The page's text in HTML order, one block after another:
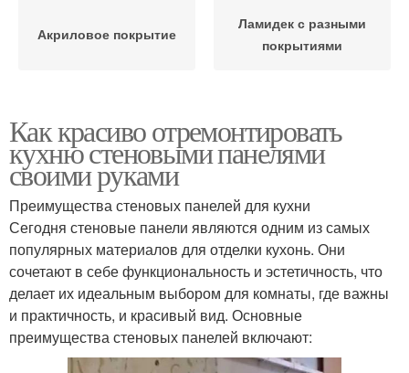
Акриловое покрытие
Ламидек с разными
покрытиями
Как красиво отремонтировать
кухню стеновыми панелями
своими руками
Преимущества стеновых панелей для кухни
Сегодня стеновые панели являются одним из самых
популярных материалов для отделки кухонь. Они
сочетают в себе функциональность и эстетичность, что
делает их идеальным выбором для комнаты, где важны
и практичность, и красивый вид. Основные
преимущества стеновых панелей включают: